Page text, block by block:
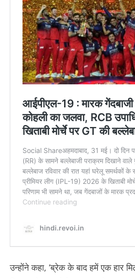
उन्होंने कहा, ‘ब्रेक के बाद हमें एक हार